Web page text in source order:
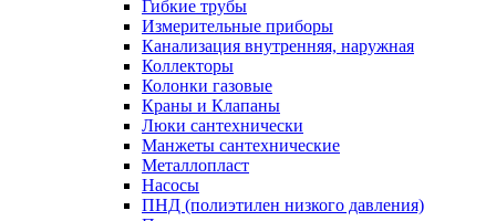
Гибкие трубы
Измерительные приборы
Канализация внутренняя, наружная
Коллекторы
Колонки газовые
Краны и Клапаны
Люки сантехнически
Манжеты сантехнические
Металлопласт
Насосы
ПНД (полиэтилен низкого давления)